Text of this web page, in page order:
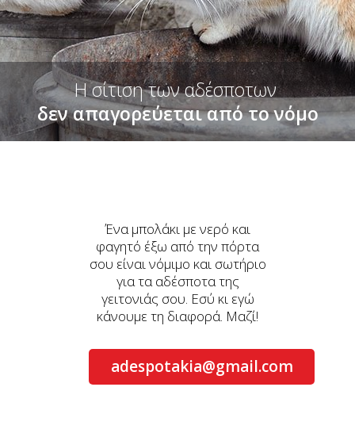
Η σίτιση των αδέσποτων
δεν απαγορεύεται από το νόμο
Ένα μπολάκι με νερό και
φαγητό έξω από την πόρτα
σου είναι νόμιμο και σωτήριο
για τα αδέσποτα της
γειτονιάς σου. Εσύ κι εγώ
κάνουμε τη διαφορά. Μαζί!
adespotakia@gmail.com